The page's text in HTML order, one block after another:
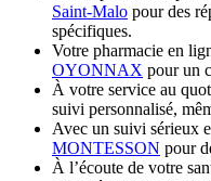
Saint-Malo pour des
spécifiques.
Votre pharmacie en
OYONNAX pour un
À votre service au
suivi personnalisé,
Avec un suivi sérieux
MONTESSON pour
À l’écoute de votre